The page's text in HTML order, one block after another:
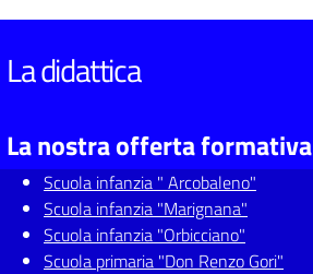
La didattica
La nostra offerta formativa
Scuola infanzia " Arcobaleno"
Scuola infanzia "Marignana"
Scuola infanzia "Orbicciano"
Scuola primaria "Don Renzo Gori"